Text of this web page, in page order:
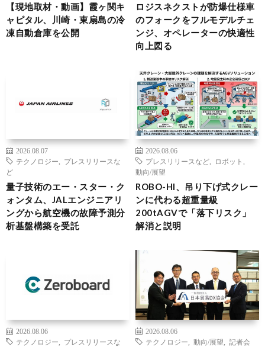
【現地取材・動画】霞ヶ関キ
ャピタル、川崎・東扇島の冷
凍自動倉庫を公開
ロジスネクストが防爆仕様車
のフォークをフルモデルチェ
ンジ、オペレーターの快適性
向上図る
2026.08.07
テクノロジー
プレスリリースな
ど
量子技術のエー・スター・ク
ォンタム、JALエンジニアリ
ングから航空機の故障予測分
析基盤構築を受託
2026.08.06
プレスリリースなど
ロボット
動向/展望
ROBO-HI、吊り下げ式クレー
ンに代わる超重量級
200tAGVで「落下リスク」
解消と説明
2026.08.06
テクノロジー
プレスリリースな
2026.08.06
テクノロジー
動向/展望
記者会